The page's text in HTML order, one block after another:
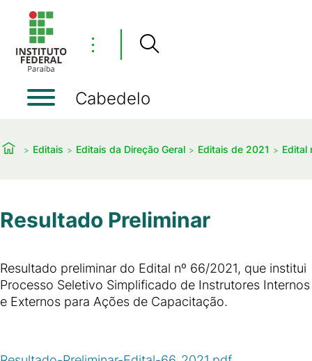
⋮
Cabedelo
Editais Editais da Direção Geral Editais de 2021 Edital
Resultado Preliminar
Resultado preliminar do Edital nº 66/2021, que institui
Processo Seletivo Simplificado de Instrutores Internos
e Externos para Ações de Capacitação.